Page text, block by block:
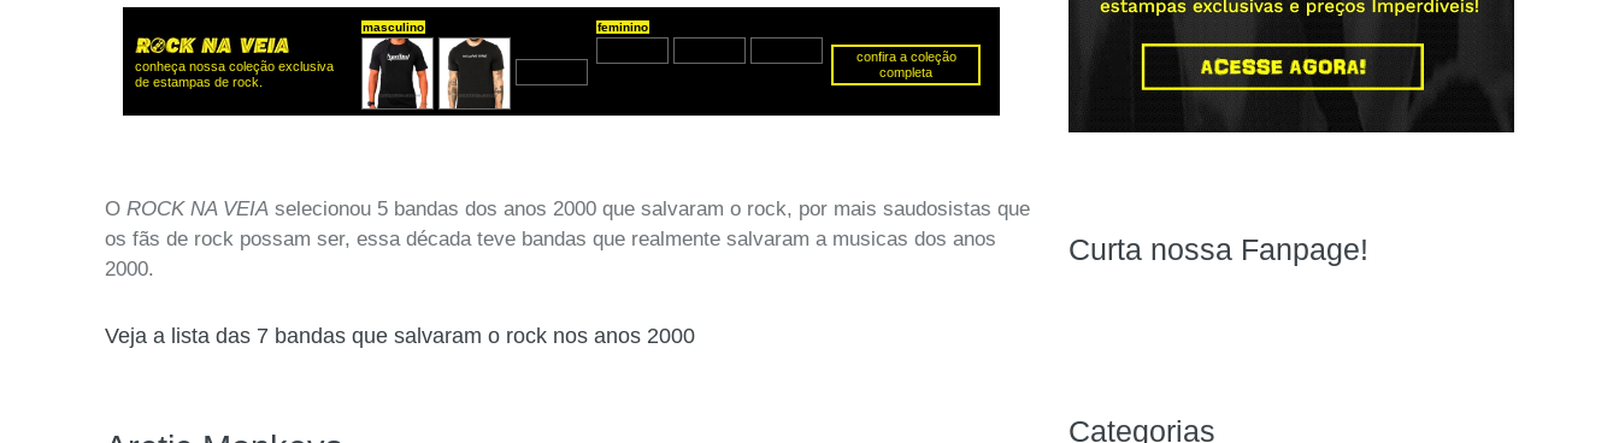
O ROCK NA VEIA selecionou 5 bandas dos anos 2000 que salvaram o rock, por mais saudosistas que
os fãs de rock possam ser, essa década teve bandas que realmente salvaram a musicas dos anos
2000.
Veja a lista das 7 bandas que salvaram o rock nos anos 2000
Curta nossa Fanpage!
Categorias